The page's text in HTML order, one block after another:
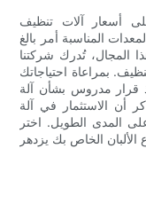
أسعار آلات تنظيف
المناسبة أمر بالغ
بخبرة 11 عامًا في هذا المجال، تُدرك شركتنا
بمراعاة احتياجاتك
قرار مدروس بشأن آلة
أن الاستثمار في آلة
المدى الطويل. اختر